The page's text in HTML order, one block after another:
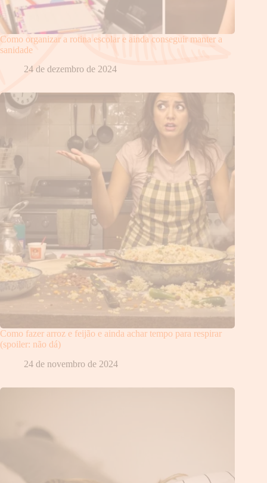
Como organizar a rotina escolar e ainda conseguir manter a
sanidade
24 de dezembro de 2024
Como fazer arroz e feijão e ainda achar tempo para respirar
(spoiler: não dá)
24 de novembro de 2024